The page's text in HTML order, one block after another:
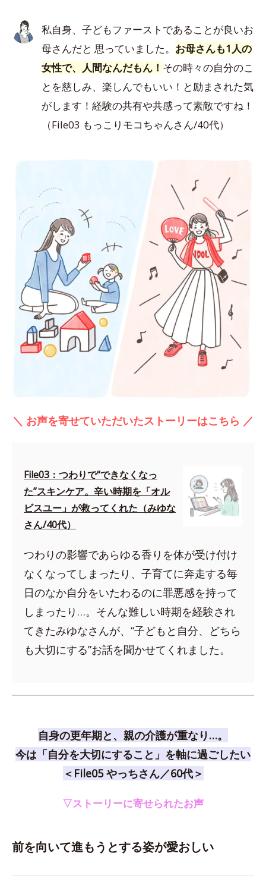
私自身、子どもファーストであることが良いお
母さんだと 思っていました。 お母さんも1人の
女性で、人間なんだもん！ その時々の自分のこ
とを慈しみ、楽しんでもいい！と励まされた気
がします！経験の共有や共感って素敵ですね！
（File03 もっこりモコちゃんさん/40代）
＼ お声を寄せていただいたストーリーはこちら ／
File03：つわりで“できなくなっ
た”スキンケア。辛い時期を「オル
ビスユー」が救ってくれた（みゆな
さん/40代）
つわりの影響であらゆる香りを体が受け付け
なくなってしまったり、子育てに奔走する毎
日のなか自分をいたわるのに罪悪感を持って
しまったり…。そんな難しい時期を経験され
てきたみゆなさんが、“子どもと自分、どちら
も大切にする”お話を聞かせてくれました。
自身の更年期と、親の介護が重なり…。
今は「自分を大切にすること」を軸に過ごしたい
＜File05 やっちさん／60代＞
▽ストーリーに寄せられたお声
前を向いて進もうとする姿が愛おしい